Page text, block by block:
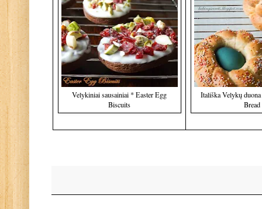
Velykiniai sausainiai * Easter Egg
Biscuits
Itališka Velykų
Bread